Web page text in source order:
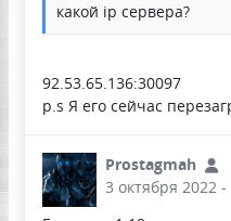
какой ip сервера?
92.53.65.136:30097
p.s Я его сейчас
Prostagmah
3 октября 2022 -